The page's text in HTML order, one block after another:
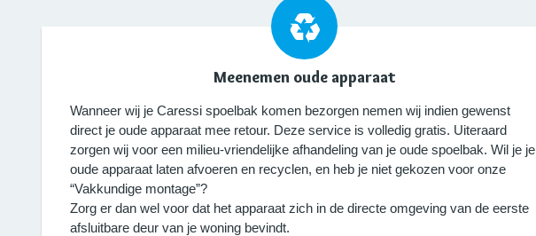
Meenemen oude apparaat
Wanneer wij je Caressi spoelbak komen bezorgen nemen wij indien gewenst
direct je oude apparaat mee retour. Deze service is volledig gratis. Uiteraard
zorgen wij voor een milieu-vriendelijke afhandeling van je oude spoelbak. Wil je je
oude apparaat laten afvoeren en recyclen, en heb je niet gekozen voor onze
“Vakkundige montage”?
Zorg er dan wel voor dat het apparaat zich in de directe omgeving van de eerste
afsluitbare deur van je woning bevindt.